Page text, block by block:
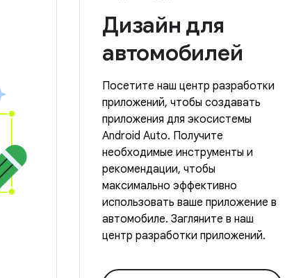
Дизайн для
автомобилей
Посетите наш центр разработки
приложений, чтобы создавать
приложения для экосистемы
Android Auto. Получите
необходимые инструменты и
рекомендации, чтобы
максимально эффективно
использовать ваше приложение в
автомобиле. Загляните в наш
центр разработки приложений.